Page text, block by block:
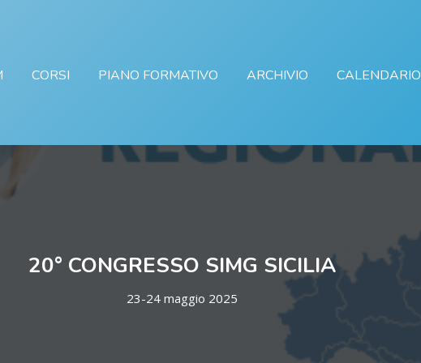
CALENDARIO
ARCHIVIO
PIANO FORMATIVO
CORSI
20° CONGRESSO SIMG SICILIA
23-24 maggio 2025